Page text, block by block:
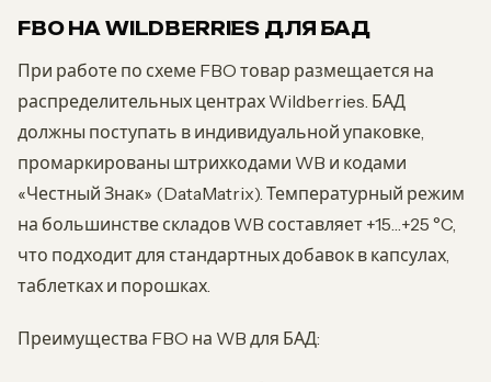
FBO НА WILDBERRIES ДЛЯ БАД
При работе по схеме FBO товар размещается на
распределительных центрах Wildberries. БАД
должны поступать в индивидуальной упаковке,
промаркированы штрихкодами WB и кодами
«Честный Знак» (DataMatrix). Температурный режим
на большинстве складов WB составляет +15…+25 °C,
что подходит для стандартных добавок в капсулах,
таблетках и порошках.
Преимущества FBO на WB для БАД: